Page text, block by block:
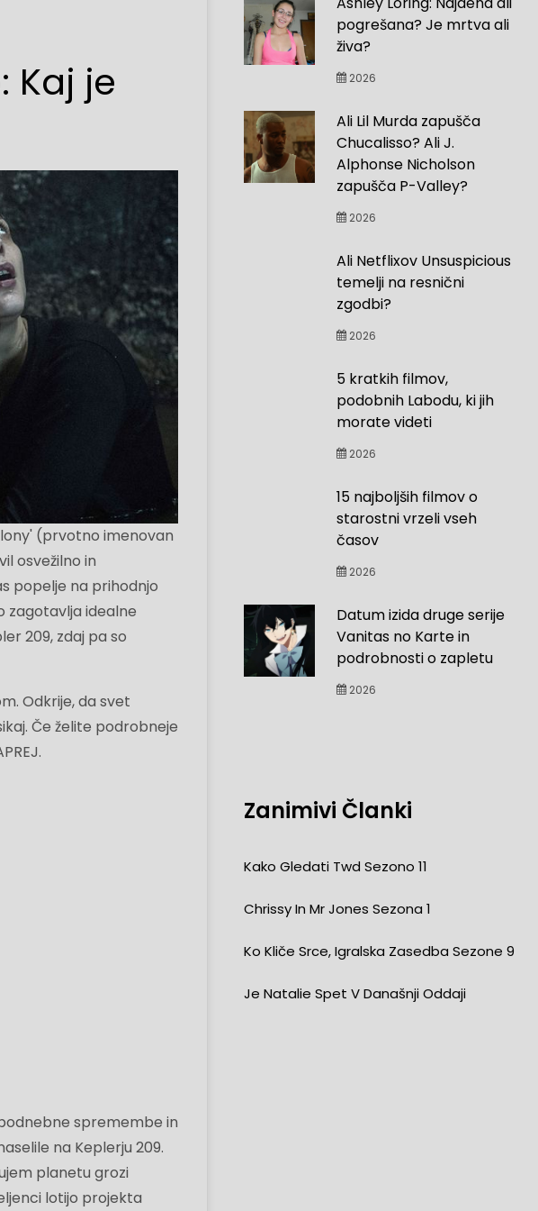
Kaj je
(prvotno imenovan
osvežilno in
popelje na prihodnjo
zagotavlja idealne
209, zdaj pa so
Odkrije, da svet
Če želite podrobneje
spremembe in
na Keplerju 209.
planetu grozi
lotijo ​​projekta
pogrešana? Je mrtva ali
živa?
2026
Ali Lil Murda zapušča
Chucalisso? Ali J.
Alphonse Nicholson
zapušča P-Valley?
2026
Ali Netflixov Unsuspicious
temelji na resnični
zgodbi?
2026
5 kratkih filmov,
podobnih Labodu, ki jih
morate videti
2026
15 najboljših filmov o
starostni vrzeli vseh
časov
2026
Datum izida druge serije
Vanitas no Karte in
podrobnosti o zapletu
2026
Zanimivi Članki
Kako Gledati Twd Sezono 11
Chrissy In Mr Jones Sezona 1
Ko Kliče Srce, Igralska Zasedba Sezone 9
Je Natalie Spet V Današnji Oddaji